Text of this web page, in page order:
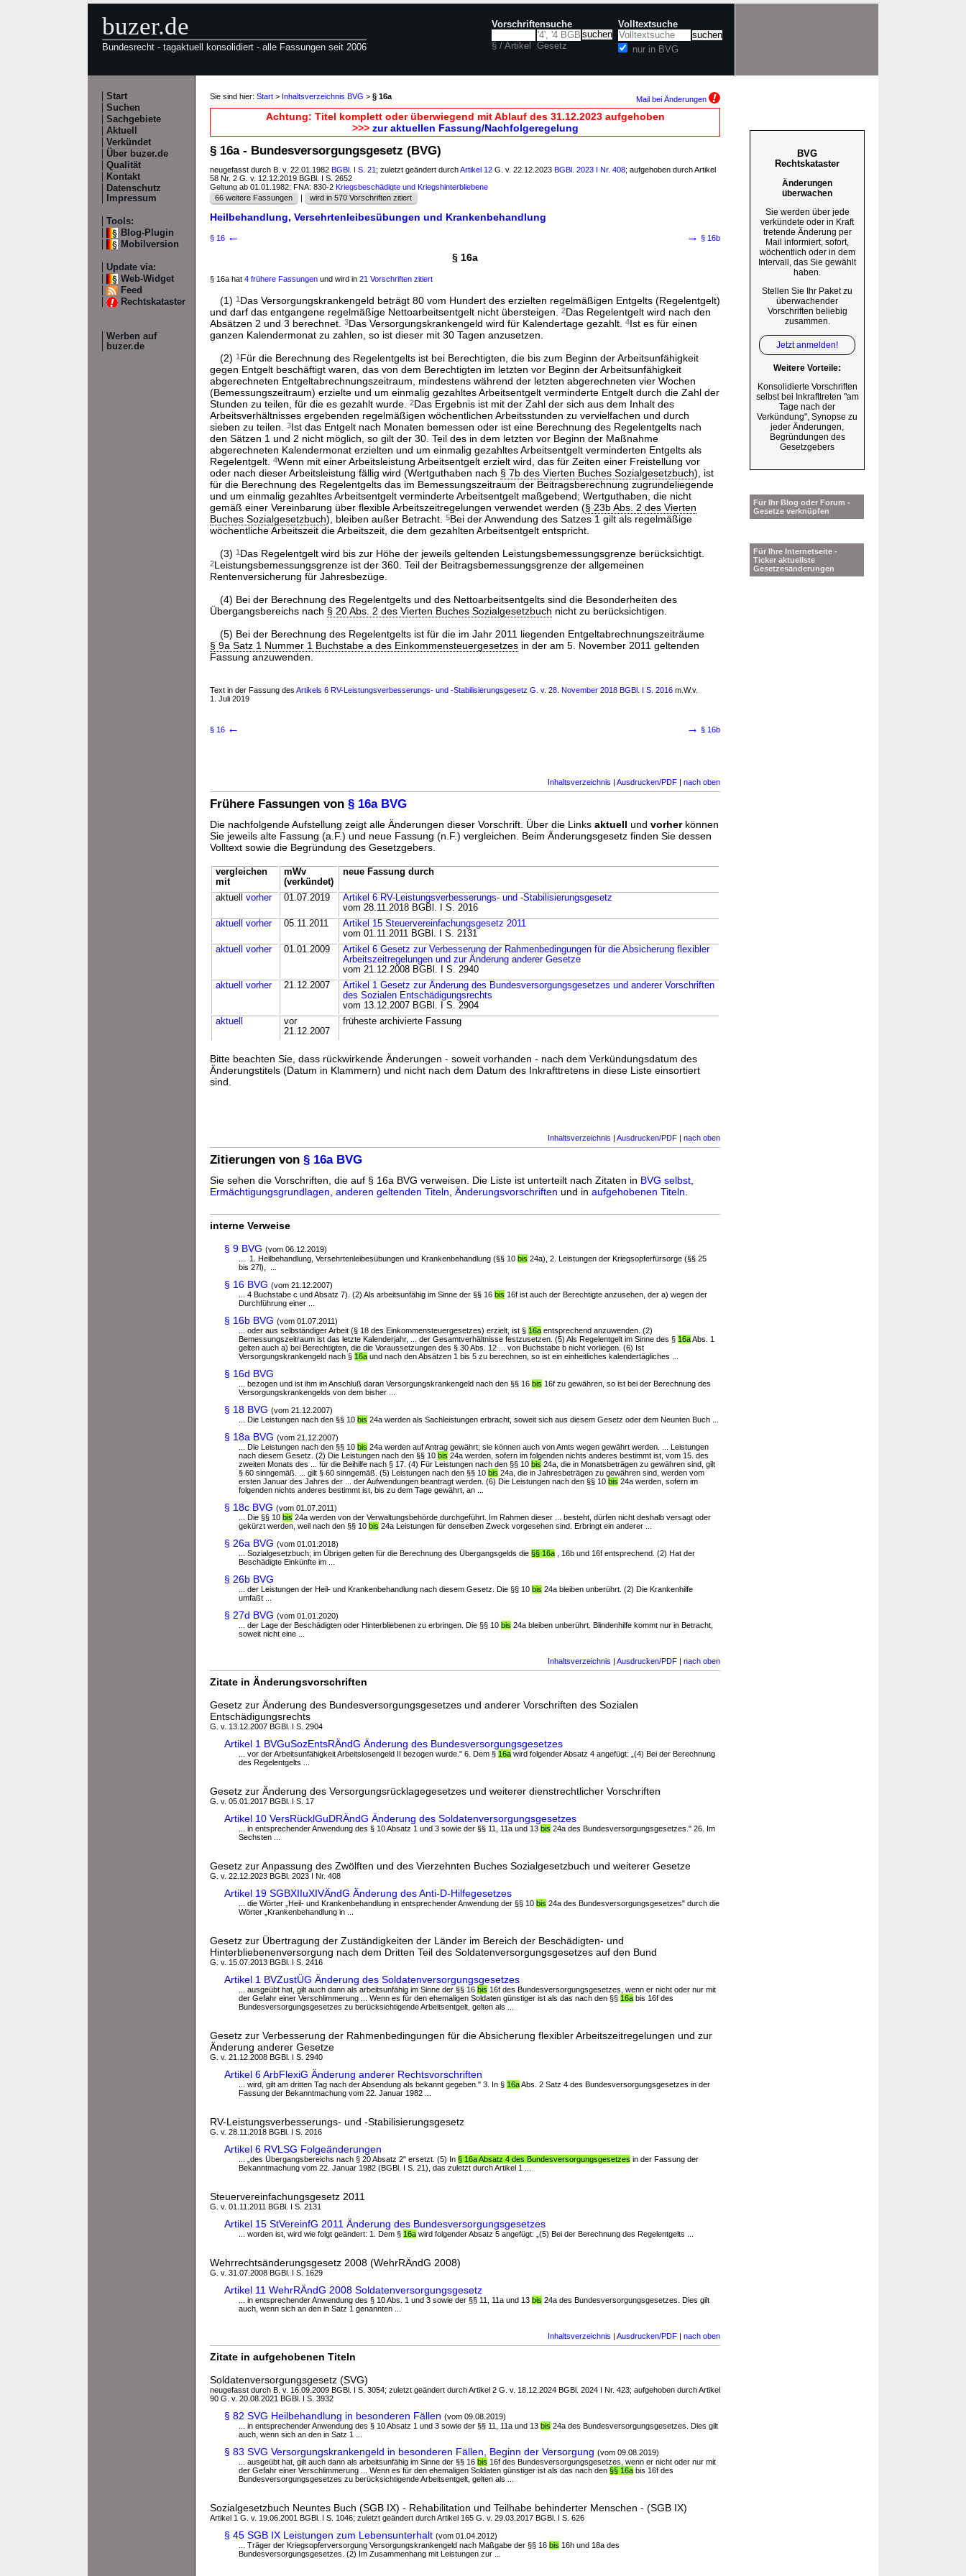
buzer.de
Bundesrecht - tagaktuell konsolidiert - alle Fassungen seit 2006
Vorschriftensuche
§ / Artikel Gesetz
Volltextsuche
nur in BVG
Start
Suchen
Sachgebiete
Aktuell
Verkündet
Über buzer.de
Qualität
Kontakt
Datenschutz
Impressum
Tools:
Blog-Plugin
Mobilversion
Update via:
Web-Widget
Feed
Rechtskataster
Werben auf
buzer.de
Sie sind hier: Start > Inhaltsverzeichnis BVG > § 16a Mail bei Änderungen
Achtung: Titel komplett oder überwiegend mit Ablauf des 31.12.2023 aufgehoben
>>> zur aktuellen Fassung/Nachfolgeregelung
§ 16a - Bundesversorgungsgesetz (BVG)
neugefasst durch B. v. 22.01.1982 BGBl. I S. 21 ; zuletzt geändert durchArtikel 12 G. v. 22.12.2023 BGBl. 2023 I Nr. 408; aufgehoben durch Artikel
58 Nr. 2 G. v. 12.12.2019 BGBl. I S. 2652
Geltung ab 01.01.1982; FNA: 830-2 Kriegsbeschädigte und Kriegshinterbliebene
66 weitere Fassungen
| wird in 570 Vorschriften zitiert
Heilbehandlung, Versehrtenleibesübungen und Krankenbehandlung
§ 16 ← → § 16b
§ 16a
§ 16a hat 4 frühere Fassungen und wird in 21 Vorschriften zitiert
(1) 1Das Versorgungskrankengeld beträgt 80 vom Hundert des erzielten regelmäßigen Entgelts (Regelentgelt)
und darf das entgangene regelmäßige Nettoarbeitsentgelt nicht übersteigen.
2Das Regelentgelt wird nach den
Absätzen 2 und 3 berechnet.
3Das Versorgungskrankengeld wird für Kalendertage gezahlt. 4Ist es für einen
ganzen Kalendermonat zu zahlen, so ist dieser mit 30 Tagen anzusetzen.
(2) 1Für die Berechnung des Regelentgelts ist bei Berechtigten, die bis zum Beginn der Arbeitsunfähigkeit
gegen Entgelt beschäftigt waren, das von dem Berechtigten im letzten vor Beginn der Arbeitsunfähigkeit
abgerechneten Entgeltabrechnungszeitraum, mindestens während der letzten abgerechneten vier Wochen
(Bemessungszeitraum) erzielte und um einmalig gezahltes Arbeitsentgelt verminderte Entgelt durch die Zahl der
Stunden zu teilen, für die es gezahlt wurde.
2Das Ergebnis ist mit der Zahl der sich aus dem Inhalt des
Arbeitsverhältnisses ergebenden regelmäßigen wöchentlichen Arbeitsstunden zu vervielfachen und durch
sieben zu teilen.
3Ist das Entgelt nach Monaten bemessen oder ist eine Berechnung des Regelentgelts nach
den Sätzen 1 und 2 nicht möglich, so gilt der 30. Teil des in dem letzten vor Beginn der Maßnahme
abgerechneten Kalendermonat erzielten und um einmalig gezahltes Arbeitsentgelt verminderten Entgelts als
Regelentgelt.
4Wenn mit einer Arbeitsleistung Arbeitsentgelt erzielt wird, das für Zeiten einer Freistellung vor
oder nach dieser Arbeitsleistung fällig wird (Wertguthaben nach § 7b des Vierten Buches Sozialgesetzbuch), ist
für die Berechnung des Regelentgelts das im Bemessungszeitraum der Beitragsberechnung zugrundeliegende
und um einmalig gezahltes Arbeitsentgelt verminderte Arbeitsentgelt maßgebend; Wertguthaben, die nicht
gemäß einer Vereinbarung über flexible Arbeitszeitregelungen verwendet werden (§ 23b Abs. 2 des Vierten
Buches Sozialgesetzbuch), bleiben außer Betracht. 5Bei der Anwendung des Satzes 1 gilt als regelmäßige
wöchentliche Arbeitszeit die Arbeitszeit, die dem gezahlten Arbeitsentgelt entspricht.
(3) 1Das Regelentgelt wird bis zur Höhe der jeweils geltenden Leistungsbemessungsgrenze berücksichtigt.
2Leistungsbemessungsgrenze ist der 360. Teil der Beitragsbemessungsgrenze der allgemeinen
Rentenversicherung für Jahresbezüge.
(4) Bei der Berechnung des Regelentgelts und des Nettoarbeitsentgelts sind die Besonderheiten des
Übergangsbereichs nach § 20 Abs. 2 des Vierten Buches Sozialgesetzbuch nicht zu berücksichtigen.
(5) Bei der Berechnung des Regelentgelts ist für die im Jahr 2011 liegenden Entgeltabrechnungszeiträume
§ 9a Satz 1 Nummer 1 Buchstabe a des Einkommensteuergesetzes in der am 5. November 2011 geltenden
Fassung anzuwenden.
Text in der Fassung des Artikels 6 RV-Leistungsverbesserungs- und -Stabilisierungsgesetz G. v. 28. November 2018 BGBl. I S. 2016 m.W.v.
1. Juli 2019
§ 16 ← → § 16b
Inhaltsverzeichnis | Ausdrucken/PDF | nach oben
Frühere Fassungen von § 16a BVG
Die nachfolgende Aufstellung zeigt alle Änderungen dieser Vorschrift. Über die Links aktuell und vorherkönnen
Sie jeweils alte Fassung (a.F.) und neue Fassung (n.F.) vergleichen. Beim Änderungsgesetz finden Sie dessen
Volltext sowie die Begründung des Gesetzgebers.
vergleichen
mit
mWv
(verkündet)
neue Fassung durch
aktuell vorher 01.07.2019
Artikel 6 RV-Leistungsverbesserungs- und -Stabilisierungsgesetz
vom 28.11.2018 BGBl. I S. 2016
aktuell
vorher 05.11.2011
Artikel 15 Steuervereinfachungsgesetz 2011
vom 01.11.2011 BGBl. I S. 2131
aktuell
vorher 01.01.2009
Artikel 6 Gesetz zur Verbesserung der Rahmenbedingungen für die Absicherung flexibler
Arbeitszeitregelungen und zur Änderung anderer Gesetze
vom 21.12.2008 BGBl. I S. 2940
aktuell
vorher 21.12.2007
Artikel 1 Gesetz zur Änderung des Bundesversorgungsgesetzes und anderer Vorschriften
des Sozialen Entschädigungsrechts
vom 13.12.2007 BGBl. I S. 2904
aktuell
vor
21.12.2007
früheste archivierte Fassung
Bitte beachten Sie, dass rückwirkende Änderungen - soweit vorhanden - nach dem Verkündungsdatum des
Änderungstitels (Datum in Klammern) und nicht nach dem Datum des Inkrafttretens in diese Liste einsortiert
sind.
Inhaltsverzeichnis | Ausdrucken/PDF | nach oben
Zitierungen von § 16a BVG
Sie sehen die Vorschriften, die auf § 16a BVG verweisen. Die Liste ist unterteilt nach Zitaten in BVG selbst
Ermächtigungsgrundlagen anderen geltenden Titeln Änderungsvorschriften und in aufgehobenen Titeln
interne Verweise
§ 9 BVG (vom 06.12.2019)
... 1. Heilbehandlung, Versehrtenleibesübungen und Krankenbehandlung (§§ 10 bis 24a), 2. Leistungen der Kriegsopferfürsorge (§§ 25
bis 27l), ...
§ 16 BVG (vom 21.12.2007)
... 4 Buchstabe c und Absatz 7). (2) Als arbeitsunfähig im Sinne der §§ 16 bis 16f ist auch der Berechtigte anzusehen, der a) wegen der
Durchführung einer ...
§ 16b BVG (vom 01.07.2011)
... oder aus selbständiger Arbeit (§ 18 des Einkommensteuergesetzes) erzielt, ist § 16a entsprechend anzuwenden. (2)
Bemessungszeitraum ist das letzte Kalenderjahr, ... der Gesamtverhältnisse festzusetzen. (5) Als Regelentgelt im Sinne des § 16aAbs. 1
gelten auch a) bei Berechtigten, die die Voraussetzungen des § 30 Abs. 12 ... von Buchstabe b nicht vorliegen. (6) Ist
Versorgungskrankengeld nach § 16a und nach den Absätzen 1 bis 5 zu berechnen, so ist ein einheitliches kalendertägliches ...
§ 16d BVG
... bezogen und ist ihm im Anschluß daran Versorgungskrankengeld nach den §§ 16 bis 16f zu gewähren, so ist bei der Berechnung des
Versorgungskrankengelds von dem bisher ...
§ 18 BVG (vom 21.12.2007)
... Die Leistungen nach den §§ 10 bis 24a werden als Sachleistungen erbracht, soweit sich aus diesem Gesetz oder dem Neunten Buch ...
§ 18a BVG (vom 21.12.2007)
... Die Leistungen nach den §§ 10 bis 24a werden auf Antrag gewährt; sie können auch von Amts wegen gewährt werden. ... Leistungen
nach diesem Gesetz. (2) Die Leistungen nach den §§ 10 bis 24a werden, sofern im folgenden nichts anderes bestimmt ist, vom 15. des
zweiten Monats des ... für die Beihilfe nach § 17. (4) Für Leistungen nach den §§ 10 bis 24a, die in Monatsbeträgen zu gewähren sind, gilt
§ 60 sinngemäß. ... gilt § 60 sinngemäß. (5) Leistungen nach den §§ 10 bis 24a, die in Jahresbeträgen zu gewähren sind, werden vom
ersten Januar des Jahres der ... der Aufwendungen beantragt werden. (6) Die Leistungen nach den §§ 10 bis 24a werden, sofern im
folgenden nichts anderes bestimmt ist, bis zu dem Tage gewährt, an ...
§ 18c BVG (vom 01.07.2011)
... Die §§ 10 bis 24a werden von der Verwaltungsbehörde durchgeführt. Im Rahmen dieser ... besteht, dürfen nicht deshalb versagt oder
gekürzt werden, weil nach den §§ 10 bis 24a Leistungen für denselben Zweck vorgesehen sind. Erbringt ein anderer ...
§ 26a BVG (vom 01.01.2018)
... Sozialgesetzbuch; im Übrigen gelten für die Berechnung des Übergangsgelds die §§ 16a , 16b und 16f entsprechend. (2) Hat der
Beschädigte Einkünfte im ...
§ 26b BVG
... der Leistungen der Heil- und Krankenbehandlung nach diesem Gesetz. Die §§ 10 bis 24a bleiben unberührt. (2) Die Krankenhilfe
umfaßt ...
§ 27d BVG (vom 01.01.2020)
... der Lage der Beschädigten oder Hinterbliebenen zu erbringen. Die §§ 10 bis 24a bleiben unberührt. Blindenhilfe kommt nur in Betracht,
soweit nicht eine ...
Inhaltsverzeichnis | Ausdrucken/PDF | nach oben
Zitate in Änderungsvorschriften
Gesetz zur Änderung des Bundesversorgungsgesetzes und anderer Vorschriften des Sozialen
Entschädigungsrechts
G. v. 13.12.2007 BGBl. I S. 2904
Artikel 1 BVGuSozEntsRÄndG Änderung des Bundesversorgungsgesetzes
... vor der Arbeitsunfähigkeit Arbeitslosengeld II bezogen wurde." 6. Dem § 16a wird folgender Absatz 4 angefügt: „(4) Bei der Berechnung
des Regelentgelts ...
Gesetz zur Änderung des Versorgungsrücklagegesetzes und weiterer dienstrechtlicher Vorschriften
G. v. 05.01.2017 BGBl. I S. 17
Artikel 10 VersRücklGuDRÄndG Änderung des Soldatenversorgungsgesetzes
... in entsprechender Anwendung des § 10 Absatz 1 und 3 sowie der §§ 11, 11a und 13 bis 24a des Bundesversorgungsgesetzes." 26. Im
Sechsten ...
Gesetz zur Anpassung des Zwölften und des Vierzehnten Buches Sozialgesetzbuch und weiterer Gesetze
G. v. 22.12.2023 BGBl. 2023 I Nr. 408
Artikel 19 SGBXIIuXIVÄndG Änderung des Anti-D-Hilfegesetzes
... die Wörter „Heil- und Krankenbehandlung in entsprechender Anwendung der §§ 10 bis 24a des Bundesversorgungsgesetzes" durch die
Wörter „Krankenbehandlung in ...
Gesetz zur Übertragung der Zuständigkeiten der Länder im Bereich der Beschädigten- und
Hinterbliebenenversorgung nach dem Dritten Teil des Soldatenversorgungsgesetzes auf den Bund
G. v. 15.07.2013 BGBl. I S. 2416
Artikel 1 BVZustÜG Änderung des Soldatenversorgungsgesetzes
... ausgeübt hat, gilt auch dann als arbeitsunfähig im Sinne der §§ 16 bis 16f des Bundesversorgungsgesetzes, wenn er nicht oder nur mit
der Gefahr einer Verschlimmerung ... Wenn es für den ehemaligen Soldaten günstiger ist als das nach den §§ 16a bis 16f des
Bundesversorgungsgesetzes zu berücksichtigende Arbeitsentgelt, gelten als ...
Gesetz zur Verbesserung der Rahmenbedingungen für die Absicherung flexibler Arbeitszeitregelungen und zur
Änderung anderer Gesetze
G. v. 21.12.2008 BGBl. I S. 2940
Artikel 6 ArbFlexiG Änderung anderer Rechtsvorschriften
... wird, gilt am dritten Tag nach der Absendung als bekannt gegeben." 3. In § 16aAbs. 2 Satz 4 des Bundesversorgungsgesetzes in der
Fassung der Bekanntmachung vom 22. Januar 1982 ...
RV-Leistungsverbesserungs- und -Stabilisierungsgesetz
G. v. 28.11.2018 BGBl. I S. 2016
Artikel 6 RVLSG Folgeänderungen
... „des Übergangsbereichs nach § 20 Absatz 2" ersetzt. (5) In § 16a Absatz 4 des Bundesversorgungsgesetzes in der Fassung der
Bekanntmachung vom 22. Januar 1982 (BGBl. I S. 21), das zuletzt durch Artikel 1 ...
Steuervereinfachungsgesetz 2011
G. v. 01.11.2011 BGBl. I S. 2131
Artikel 15 StVereinfG 2011 Änderung des Bundesversorgungsgesetzes
... worden ist, wird wie folgt geändert: 1. Dem § 16a wird folgender Absatz 5 angefügt: „(5) Bei der Berechnung des Regelentgelts ...
Wehrrechtsänderungsgesetz 2008 (WehrRÄndG 2008)
G. v. 31.07.2008 BGBl. I S. 1629
Artikel 11 WehrRÄndG 2008 Soldatenversorgungsgesetz
... in entsprechender Anwendung des § 10 Abs. 1 und 3 sowie der §§ 11, 11a und 13 bis 24a des Bundesversorgungsgesetzes. Dies gilt
auch, wenn sich an den in Satz 1 genannten ...
Inhaltsverzeichnis | Ausdrucken/PDF | nach oben
Zitate in aufgehobenen Titeln
Soldatenversorgungsgesetz (SVG)
neugefasst durch B. v. 16.09.2009 BGBl. I S. 3054; zuletzt geändert durch Artikel 2 G. v. 18.12.2024 BGBl. 2024 I Nr. 423; aufgehoben durch Artikel
90 G. v. 20.08.2021 BGBl. I S. 3932
§ 82 SVG Heilbehandlung in besonderen Fällen (vom 09.08.2019)
... in entsprechender Anwendung des § 10 Absatz 1 und 3 sowie der §§ 11, 11a und 13 bis 24a des Bundesversorgungsgesetzes. Dies gilt
auch, wenn sich an den in Satz 1 ...
§ 83 SVG Versorgungskrankengeld in besonderen Fällen, Beginn der Versorgung (vom 09.08.2019)
... ausgeübt hat, gilt auch dann als arbeitsunfähig im Sinne der §§ 16 bis 16f des Bundesversorgungsgesetzes, wenn er nicht oder nur mit
der Gefahr einer Verschlimmerung ... Wenn es für den ehemaligen Soldaten günstiger ist als das nach den §§ 16a bis 16f des
Bundesversorgungsgesetzes zu berücksichtigende Arbeitsentgelt, gelten als ...
Sozialgesetzbuch Neuntes Buch (SGB IX) - Rehabilitation und Teilhabe behinderter Menschen - (SGB IX)
Artikel 1 G. v. 19.06.2001 BGBl. I S. 1046; zuletzt geändert durch Artikel 165 G. v. 29.03.2017 BGBl. I S. 626
§ 45 SGB IX Leistungen zum Lebensunterhalt (vom 01.04.2012)
... Träger der Kriegsopferversorgung Versorgungskrankengeld nach Maßgabe der §§ 16 bis 16h und 18a des
Bundesversorgungsgesetzes. (2) Im Zusammenhang mit Leistungen zur ...
BVG
Rechtskataster
Änderungen
überwachen
Sie werden über jede
verkündete oder in Kraft
tretende Änderung per
Mail informiert, sofort,
wöchentlich oder in dem
Intervall, das Sie gewählt
haben.
Stellen Sie Ihr Paket zu
überwachender
Vorschriften beliebig
zusammen.
Jetzt anmelden!
Weitere Vorteile:
Konsolidierte Vorschriften
selbst bei Inkrafttreten "am
Tage nach der
Verkündung", Synopse zu
jeder Änderungen,
Begründungen des
Gesetzgebers
Für Ihr Blog oder Forum -
Gesetze verknüpfen
Für Ihre Internetseite -
Ticker aktuellste
Gesetzesänderungen